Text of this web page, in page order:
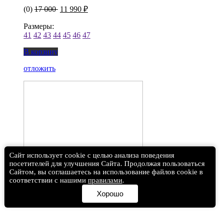
(0) 17 000 11 990 ₽
Размеры:
41 42 43 44 45 46 47
В корзину
отложить
Сайт использует cookie с целью анализа поведения
посетителей для улучшения Сайта. Продолжая пользоваться
Сайтом, вы соглашаетесь на использование файлов cookie в
соответствии с нашими правилами.
Хорошо